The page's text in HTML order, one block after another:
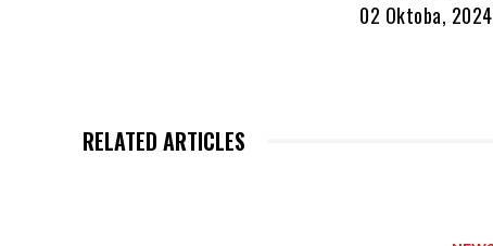
02 Oktoba,
RELATED ARTICLES